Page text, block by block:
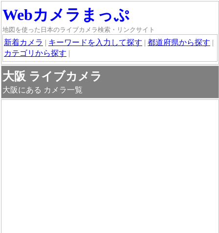
Webカメラまっぷ
地図を使った日本のライブカメラ検索・リンクサイト
新着カメラ | キーワードを入力して探す | 都道府県から探す |
カテゴリから探す |
大阪 ライブカメラ
大阪にある カメラ一覧